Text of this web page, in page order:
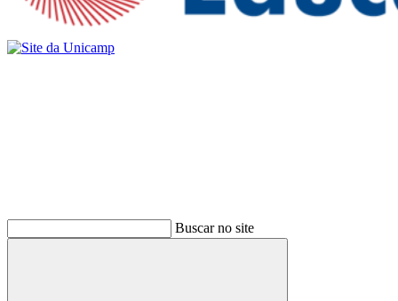
Buscar no site